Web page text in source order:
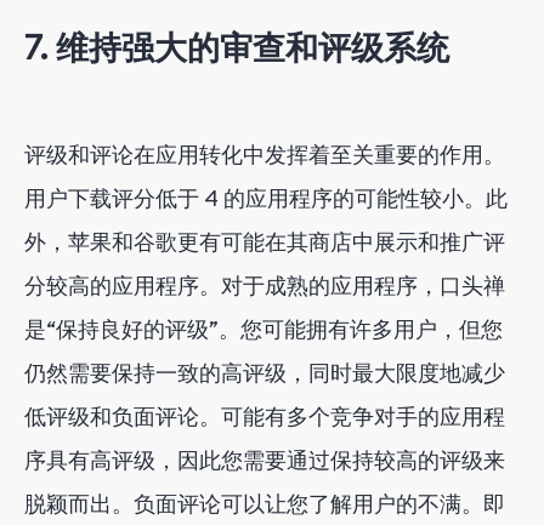
7. 维持强大的审查和评级系统
评级和评论在应用转化中发挥着至关重要的作用。
用户下载评分低于 4 的应用程序的可能性较小。此
外，苹果和谷歌更有可能在其商店中展示和推广评
分较高的应用程序。对于成熟的应用程序，口头禅
是“保持良好的评级”。您可能拥有许多用户，但您
仍然需要保持一致的高评级，同时最大限度地减少
低评级和负面评论。可能有多个竞争对手的应用程
序具有高评级，因此您需要通过保持较高的评级来
脱颖而出。负面评论可以让您了解用户的不满。即